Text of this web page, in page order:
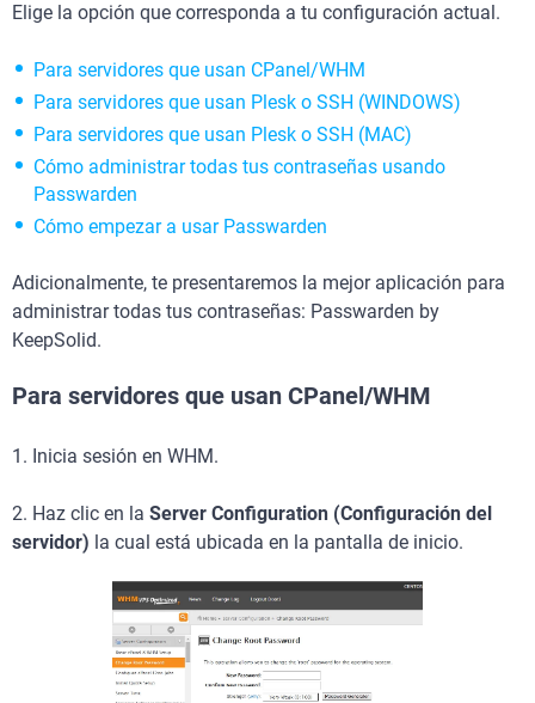
Elige la opción que corresponda a tu configuración actual.
Para servidores que usan CPanel/WHM
Para servidores que usan Plesk o SSH (WINDOWS)
Para servidores que usan Plesk o SSH (MAC)
Cómo administrar todas tus contraseñas usando
Passwarden
Cómo empezar a usar Passwarden
Adicionalmente, te presentaremos la mejor aplicación para
administrar todas tus contraseñas: Passwarden by
KeepSolid.
Para servidores que usan CPanel/WHM
1. Inicia sesión en WHM.
2. Haz clic en la Server Configuration (Configuración del
servidor) la cual está ubicada en la pantalla de inicio.